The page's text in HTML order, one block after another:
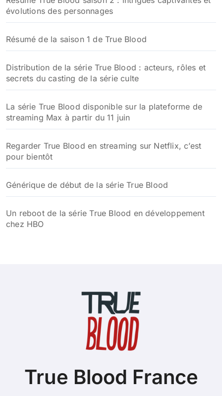
évolutions des personnages
Résumé de la saison 1 de True Blood
Distribution de la série True Blood : acteurs, rôles et
secrets du casting de la série culte
La série True Blood disponible sur la plateforme de
streaming Max à partir du 11 juin
Regarder True Blood en streaming sur Netflix, c’est
pour bientôt
Générique de début de la série True Blood
Un reboot de la série True Blood en développement
chez HBO
True Blood France